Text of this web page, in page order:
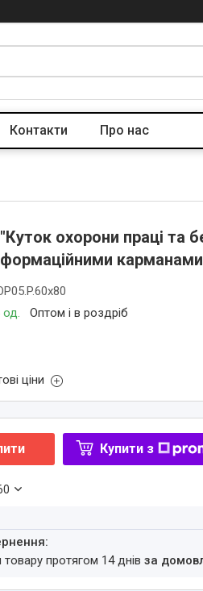
Контакти Про нас
охорони праці та
карманами
од. Оптом і в роздріб
ціни
Купити з
товару протягом 14 днівза